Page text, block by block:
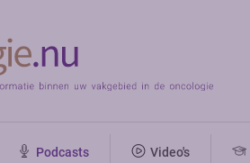
Podcasts Video's